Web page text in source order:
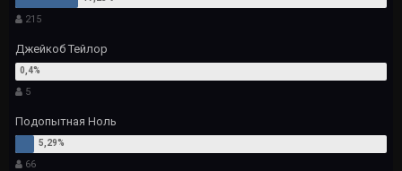
215
Джейкоб Тейлор
5
Подопытная Ноль
66